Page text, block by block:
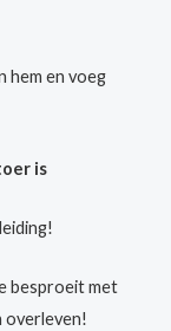
hem en voeg
is
besproeit met
overleven!